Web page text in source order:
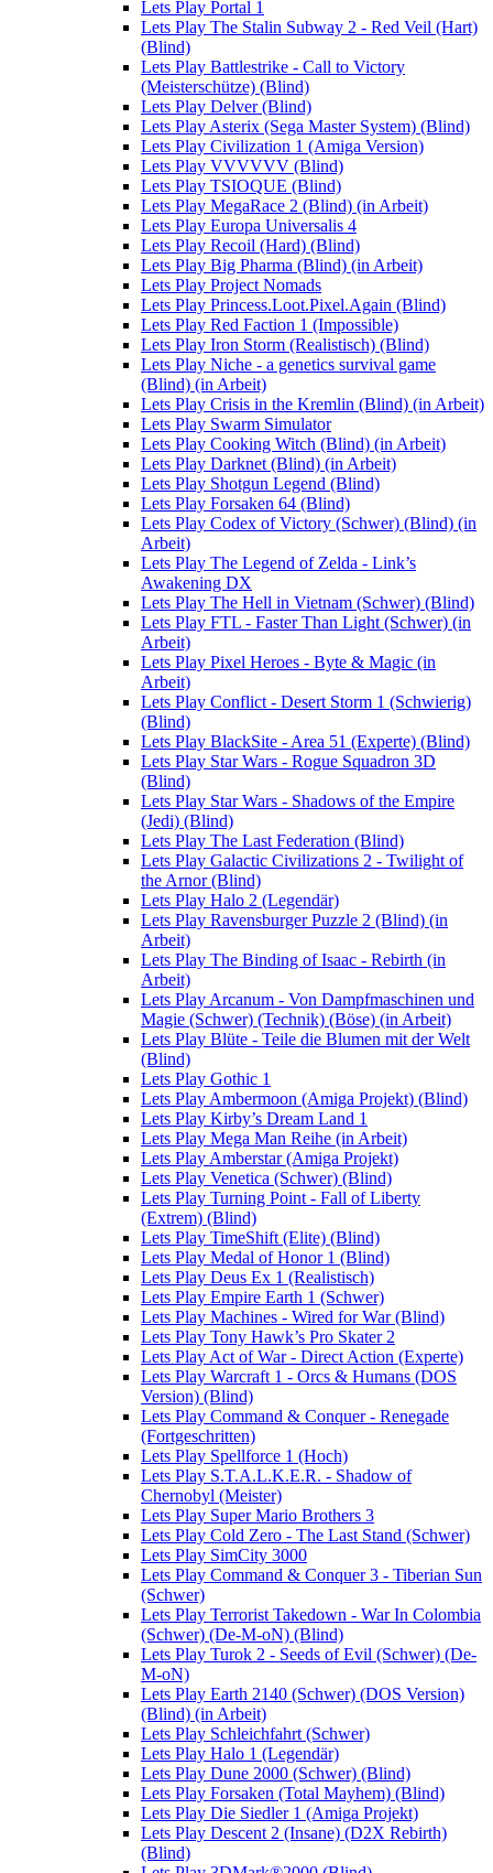
Lets Play Portal 1
Lets Play The Stalin Subway 2 - Red Veil (Hart)
(Blind)
Lets Play Battlestrike - Call to Victory
(Meisterschütze) (Blind)
Lets Play Delver (Blind)
Lets Play Asterix (Sega Master System) (Blind)
Lets Play Civilization 1 (Amiga Version)
Lets Play VVVVVV (Blind)
Lets Play TSIOQUE (Blind)
Lets Play MegaRace 2 (Blind) (in Arbeit)
Lets Play Europa Universalis 4
Lets Play Recoil (Hard) (Blind)
Lets Play Big Pharma (Blind) (in Arbeit)
Lets Play Project Nomads
Lets Play Princess.Loot.Pixel.Again (Blind)
Lets Play Red Faction 1 (Impossible)
Lets Play Iron Storm (Realistisch) (Blind)
Lets Play Niche - a genetics survival game
(Blind) (in Arbeit)
Lets Play Crisis in the Kremlin (Blind) (in Arbeit)
Lets Play Swarm Simulator
Lets Play Cooking Witch (Blind) (in Arbeit)
Lets Play Darknet (Blind) (in Arbeit)
Lets Play Shotgun Legend (Blind)
Lets Play Forsaken 64 (Blind)
Lets Play Codex of Victory (Schwer) (Blind) (in
Arbeit)
Lets Play The Legend of Zelda - Link’s
Awakening DX
Lets Play The Hell in Vietnam (Schwer) (Blind)
Lets Play FTL - Faster Than Light (Schwer) (in
Arbeit)
Lets Play Pixel Heroes - Byte & Magic (in
Arbeit)
Lets Play Conflict - Desert Storm 1 (Schwierig)
(Blind)
Lets Play BlackSite - Area 51 (Experte) (Blind)
Lets Play Star Wars - Rogue Squadron 3D
(Blind)
Lets Play Star Wars - Shadows of the Empire
(Jedi) (Blind)
Lets Play The Last Federation (Blind)
Lets Play Galactic Civilizations 2 - Twilight of
the Arnor (Blind)
Lets Play Halo 2 (Legendär)
Lets Play Ravensburger Puzzle 2 (Blind) (in
Arbeit)
Lets Play The Binding of Isaac - Rebirth (in
Arbeit)
Lets Play Arcanum - Von Dampfmaschinen und
Magie (Schwer) (Technik) (Böse) (in Arbeit)
Lets Play Blüte - Teile die Blumen mit der Welt
(Blind)
Lets Play Gothic 1
Lets Play Ambermoon (Amiga Projekt) (Blind)
Lets Play Kirby’s Dream Land 1
Lets Play Mega Man Reihe (in Arbeit)
Lets Play Amberstar (Amiga Projekt)
Lets Play Venetica (Schwer) (Blind)
Lets Play Turning Point - Fall of Liberty
(Extrem) (Blind)
Lets Play TimeShift (Elite) (Blind)
Lets Play Medal of Honor 1 (Blind)
Lets Play Deus Ex 1 (Realistisch)
Lets Play Empire Earth 1 (Schwer)
Lets Play Machines - Wired for War (Blind)
Lets Play Tony Hawk’s Pro Skater 2
Lets Play Act of War - Direct Action (Experte)
Lets Play Warcraft 1 - Orcs & Humans (DOS
Version) (Blind)
Lets Play Command & Conquer - Renegade
(Fortgeschritten)
Lets Play Spellforce 1 (Hoch)
Lets Play S.T.A.L.K.E.R. - Shadow of
Chernobyl (Meister)
Lets Play Super Mario Brothers 3
Lets Play Cold Zero - The Last Stand (Schwer)
Lets Play SimCity 3000
Lets Play Command & Conquer 3 - Tiberian Sun
(Schwer)
Lets Play Terrorist Takedown - War In Colombia
(Schwer) (De-M-oN) (Blind)
Lets Play Turok 2 - Seeds of Evil (Schwer) (De-
M-oN)
Lets Play Earth 2140 (Schwer) (DOS Version)
(Blind) (in Arbeit)
Lets Play Schleichfahrt (Schwer)
Lets Play Halo 1 (Legendär)
Lets Play Dune 2000 (Schwer) (Blind)
Lets Play Forsaken (Total Mayhem) (Blind)
Lets Play Die Siedler 1 (Amiga Projekt)
Lets Play Descent 2 (Insane) (D2X Rebirth)
(Blind)